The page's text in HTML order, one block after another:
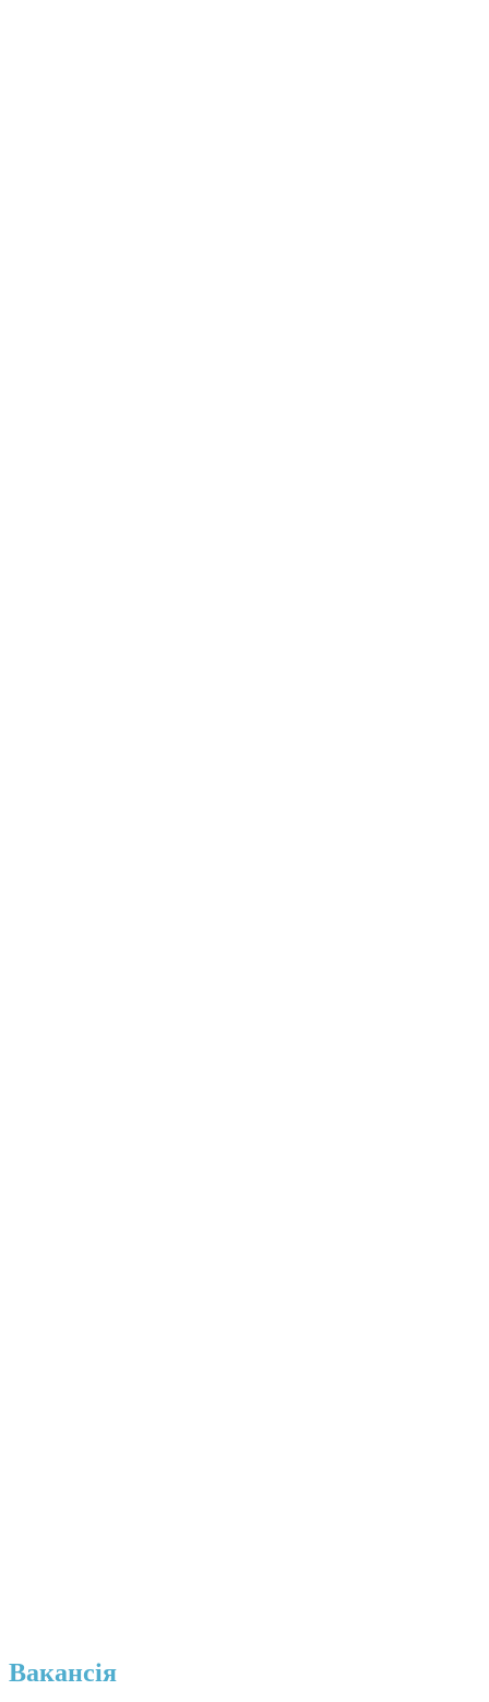
Вакансія